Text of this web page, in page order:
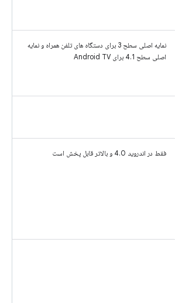
نمایه اصلی سطح 3 برای دستگاه های تلفن همراه و نمایه
اصلی سطح 4.1 برای Android TV
فقط در اندروید 4.0 و بالاتر قابل پخش است